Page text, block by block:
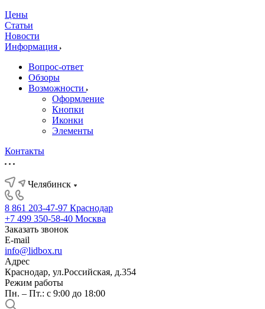
Цены
Статьи
Новости
Информация
Вопрос-ответ
Обзоры
Возможности
Оформление
Кнопки
Иконки
Элементы
Контакты
Челябинск
8 861 203-47-97 Краснодар
+7 499 350-58-40 Москва
Заказать звонок
E-mail
info@lidbox.ru
Адрес
Краснодар, ул.Российская, д.354
Режим работы
Пн. – Пт.: с 9:00 до 18:00